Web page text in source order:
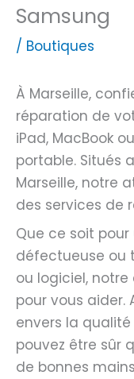
Samsung
/ Boutiques
À Marseille,
réparation de
iPad, MacBook
portable. Situés
Marseille, notre
des services de
Que ce soit
défectueuse ou
ou logiciel,
pour vous
envers la
pouvez être sûr
de bonnes